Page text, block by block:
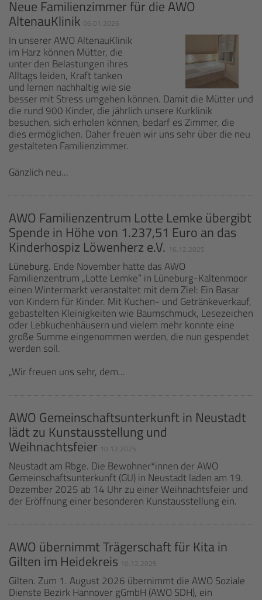
Neue Familienzimmer für die AWO
AltenauKlinik 06.01.2026
In unserer AWO AltenauKlinik
im Harz können Mütter, die
unter den Belastungen ihres
Alltags leiden, Kraft tanken
und lernen nachhaltig wie sie
besser mit Stress umgehen können. Damit die Mütter und
die rund 900 Kinder, die jährlich unsere Kurklinik
besuchen, sich erholen können, bedarf es Zimmer, die
dies ermöglichen. Daher freuen wir uns sehr über die neu
gestalteten Familienzimmer.
Gänzlich neu...
AWO Familienzentrum Lotte Lemke übergibt
Spende in Höhe von 1.237,51 Euro an das
Kinderhospiz Löwenherz e.V. 16.12.2025
Lüneburg. Ende November hatte das AWO
Familienzentrum „Lotte Lemke“ in Lüneburg-Kaltenmoor
einen Wintermarkt veranstaltet mit dem Ziel: Ein Basar
von Kindern für Kinder. Mit Kuchen- und Getränkeverkauf,
gebastelten Kleinigkeiten wie Baumschmuck, Lesezeichen
oder Lebkuchenhäusern und vielem mehr konnte eine
große Summe eingenommen werden, die nun gespendet
werden soll.
„Wir freuen uns sehr, dem...
AWO Gemeinschaftsunterkunft in Neustadt
lädt zu Kunstausstellung und
Weihnachtsfeier 10.12.2025
Neustadt am Rbge. Die Bewohner*innen der AWO
Gemeinschaftsunterkunft (GU) in Neustadt laden am 19.
Dezember 2025 ab 14 Uhr zu einer Weihnachtsfeier und
der Eröffnung einer besonderen Kunstausstellung ein.
AWO übernimmt Trägerschaft für Kita in
Gilten im Heidekreis 10.12.2025
Gilten. Zum 1. August 2026 übernimmt die AWO Soziale
Dienste Bezirk Hannover gGmbH (AWO SDH), ein